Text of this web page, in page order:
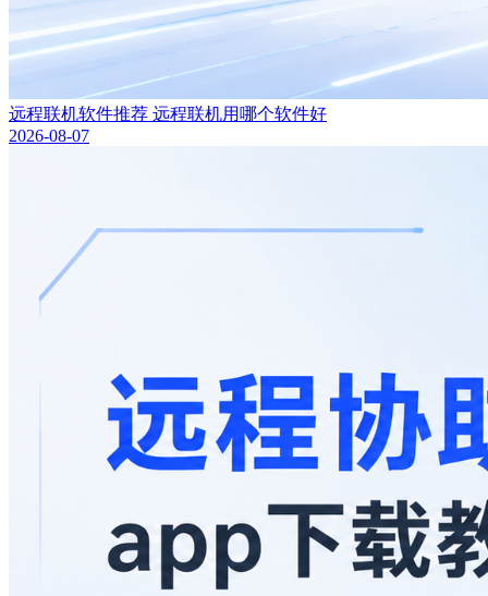
远程联机软件推荐 远程联机用哪个软件好
2026-08-07